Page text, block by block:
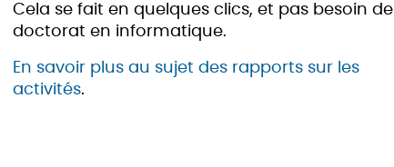
Cela se fait en quelques clics, et pas besoin de
doctorat en informatique.
En savoir plus au sujet des rapports sur les
activités.